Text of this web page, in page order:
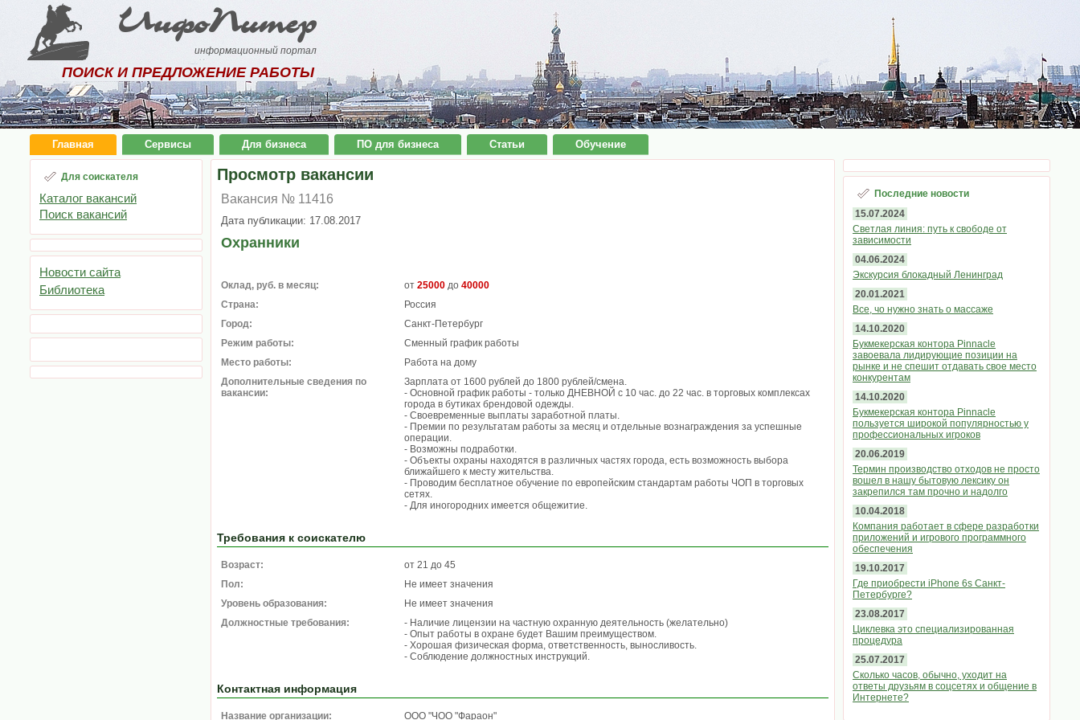
ИнфоПитер
информационный портал
ПОИСК И ПРЕДЛОЖЕНИЕ РАБОТЫ
Главная Сервисы Для бизнеса ПО для бизнеса Статьи Обучение
Для соискателя
Каталог вакансий
Поиск вакансий
Новости сайта
Библиотека
Просмотр вакансии
Вакансия № 11416
Дата публикации: 17.08.2017
Охранники
Оклад, руб. в месяц: от 25000 до 40000
Страна:
Россия
Город:
Санкт-Петербург
Режим работы:
Сменный график работы
Место работы:
Работа на дому
Дополнительные сведения по
вакансии:
Зарплата от 1600 рублей до 1800 рублей/смена.
- Основной график работы - только ДНЕВНОЙ с 10 час. до 22 час. в торговых комплексах
города в бутиках брендовой одежды.
- Своевременные выплаты заработной платы.
- Премии по результатам работы за месяц и отдельные вознаграждения за успешные
операции.
- Возможны подработки.
- Объекты охраны находятся в различных частях города, есть возможность выбора
ближайшего к месту жительства.
- Проводим бесплатное обучение по европейским стандартам работы ЧОП в торговых
сетях.
- Для иногородних имеется общежитие.
Требования к соискателю
Возраст:
от 21 до 45
Пол:
Не имеет значения
Уровень образования:
Не имеет значения
Должностные требования:
- Наличие лицензии на частную охранную деятельность (желательно)
- Опыт работы в охране будет Вашим преимуществом.
- Хорошая физическая форма, ответственность, выносливость.
- Соблюдение должностных инструкций.
Контактная информация
Название организации: ООО "ЧОО "Фараон"
Последние новости
15.07.2024
Светлая линия: путь к свободе от
зависимости
04.06.2024
Экскурсия блокадный Ленинград
20.01.2021
Все, чо нужно знать о массаже
14.10.2020
Букмекерская контора Pinnacle
завоевала лидирующие позиции на
рынке и не спешит отдавать свое место
конкурентам
14.10.2020
Букмекерская контора Pinnacle
пользуется широкой популярностью у
профессиональных игроков
20.06.2019
Термин производство отходов не просто
вошел в нашу бытовую лексику он
закрепился там прочно и надолго
10.04.2018
Компания работает в сфере разработки
приложений и игрового программного
обеспечения
19.10.2017
Где приобрести iPhone 6s Санкт-
Петербурге?
23.08.2017
Циклевка это специализированная
процедура
25.07.2017
Сколько часов, обычно, уходит на
ответы друзьям в соцсетях и общение в
Интернете?